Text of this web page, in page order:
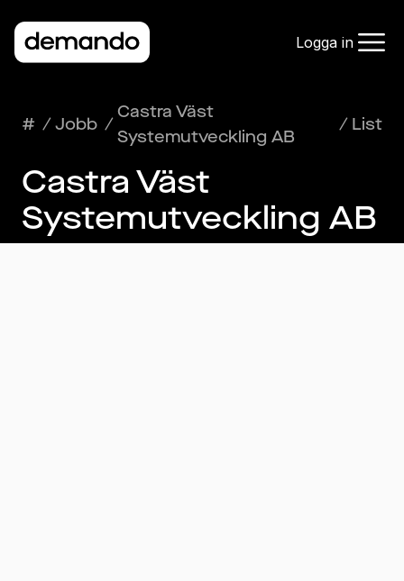
Logga in
# /Jobb /
Castra Väst
Systemutveckling AB
/ List
Castra Väst
Systemutveckling AB